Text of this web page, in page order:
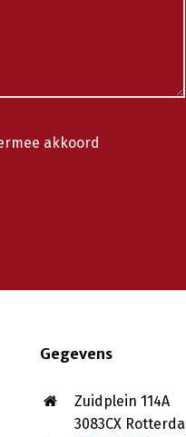
akkoord
Gegevens
Zuidplein 114A
3083CX